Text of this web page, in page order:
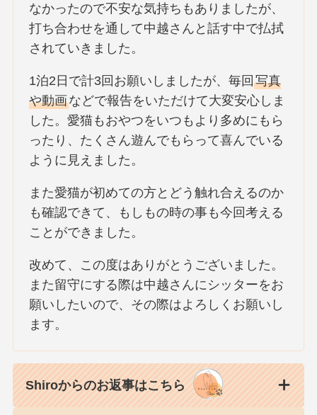
なかったので不安な気持ちもありましたが、
打ち合わせを通して中越さんと話す中で払拭
されていきました。
1泊2日で計3回お願いしましたが、毎回写真
や動画などで報告をいただけて大変安心しま
した。愛猫もおやつをいつもより多めにもら
ったり、たくさん遊んでもらって喜んでいる
ように見えました。
また愛猫が初めての方とどう触れ合えるのか
も確認できて、もしもの時の事も今回考える
ことができました。
改めて、この度はありがとうございました。
また留守にする際は中越さんにシッターをお
願いしたいので、その際はよろしくお願いし
ます。
Shiroからのお返事はこちら